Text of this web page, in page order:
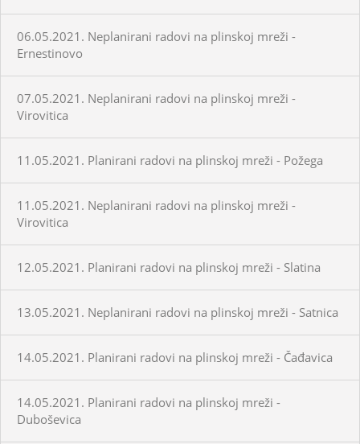
06.05.2021. Neplanirani radovi na plinskoj mreži -
Ernestinovo
07.05.2021. Neplanirani radovi na plinskoj mreži -
Virovitica
11.05.2021. Planirani radovi na plinskoj mreži - Požega
11.05.2021. Neplanirani radovi na plinskoj mreži -
Virovitica
12.05.2021. Planirani radovi na plinskoj mreži - Slatina
13.05.2021. Neplanirani radovi na plinskoj mreži - Satnica
14.05.2021. Planirani radovi na plinskoj mreži - Čađavica
14.05.2021. Planirani radovi na plinskoj mreži -
Duboševica